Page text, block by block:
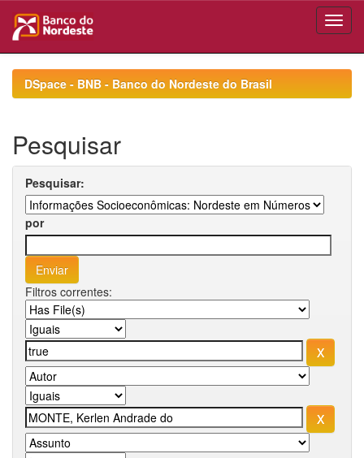
navigationDSpace - BNB - Banco do Nordeste do Brasil
Pesquisar
Pesquisar:
por
Filtros correntes: